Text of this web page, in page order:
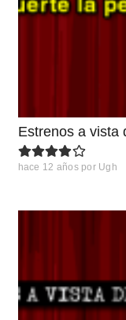
Estrenos a vista
hace 12 años por Ugh